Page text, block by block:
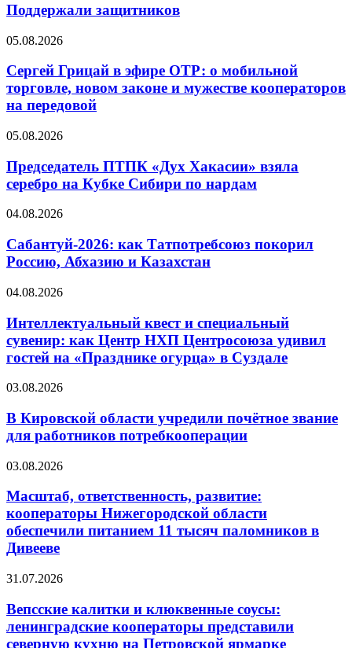
Поддержали защитников
05.08.2026
Сергей Грицай в эфире ОТР: о мобильной
торговле, новом законе и мужестве кооператоров
на передовой
05.08.2026
Председатель ПТПК «Дух Хакасии» взяла
серебро на Кубке Сибири по нардам
04.08.2026
Сабантуй-2026: как Татпотребсоюз покорил
Россию, Абхазию и Казахстан
04.08.2026
Интеллектуальный квест и специальный
сувенир: как Центр НХП Центросоюза удивил
гостей на «Празднике огурца» в Суздале
03.08.2026
В Кировской области учредили почётное звание
для работников потребкооперации
03.08.2026
Масштаб, ответственность, развитие:
кооператоры Нижегородской области
обеспечили питанием 11 тысяч паломников в
Дивееве
31.07.2026
Вепсские калитки и клюквенные соусы:
ленинградские кооператоры представили
северную кухню на Петровской ярмарке